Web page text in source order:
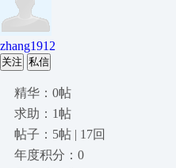
zhang1912
关注 私信
精华：0帖
求助：1帖
帖子：5帖 | 17回
年度积分：0